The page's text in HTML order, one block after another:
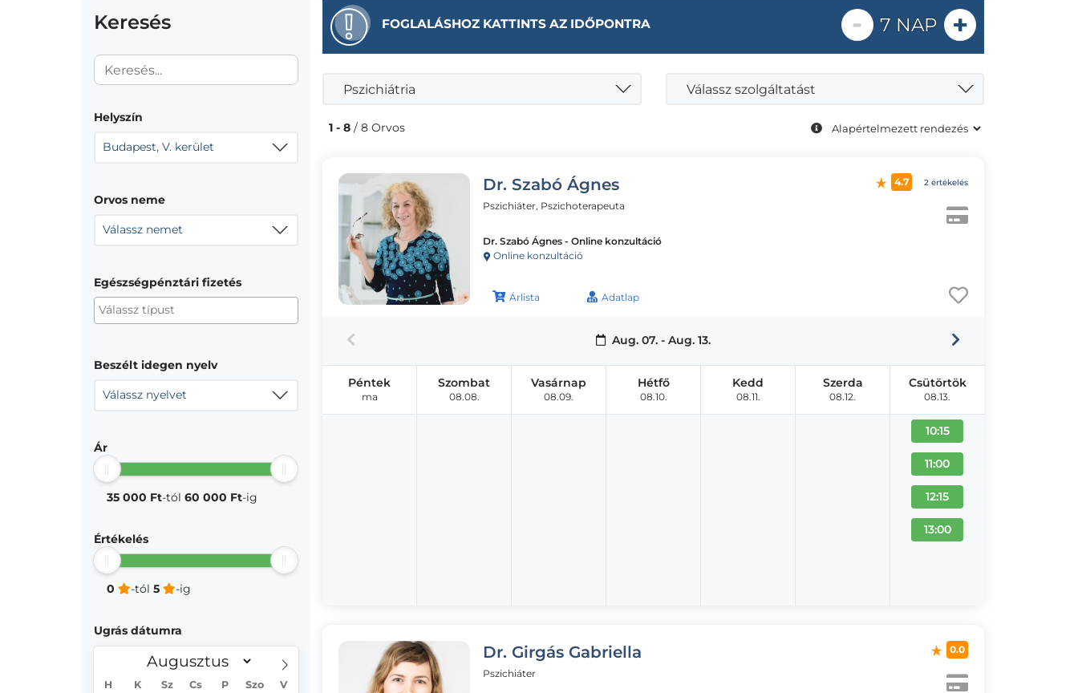
Keresés
Helyszín
Budapest, V. kerület
Orvos neme
Válassz nemet
Egészségpénztári fizetés
Beszélt idegen nyelv
Válassz nyelvet
Ár
35 000 Ft-tól 60 000 Ft-ig
Értékelés
0 -tól 5 -ig
Ugrás dátumra
H K Sz Cs P Szo V
FOGLALÁSHOZ KATTINTS AZ IDŐPONTRA - 7 NAP +
Pszichiátria Válassz szolgáltatást
1 - 8 / 8 Orvos
Dr. Szabó Ágnes
Pszichiáter, Pszichoterapeuta
Dr. Szabó Ágnes - Online konzultáció
Online konzultáció
Árlista Adatlap
4.7 2 értékelés
Aug. 07. - Aug. 13.
Péntek
ma
Szombat
08.08.
Vasárnap
08.09.
Hétfő
08.10.
Kedd
08.11.
Szerda
08.12.
Csütörtök
08.13.
10:15
11:00
12:15
13:00
Dr. Girgás Gabriella
Pszichiáter
0.0